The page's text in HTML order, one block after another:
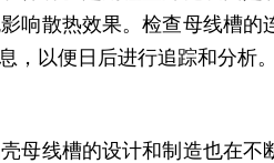
响散热效果。检查母线槽的
，以便日后进行追踪和分析。
母线槽的设计和制造也在不